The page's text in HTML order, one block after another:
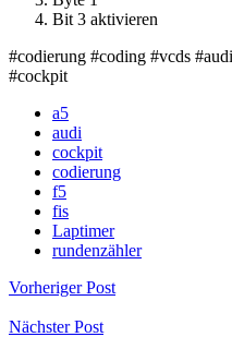
Bit 3 aktivieren
#codierung #coding #vcds
#cockpit
a5
audi
cockpit
codierung
f5
fis
Laptimer
rundenzähler
Vorheriger Post
Nächster Post